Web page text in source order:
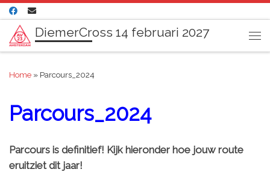
Ga naar inhoud
DiemerCross 14 februari 2027
Home » Parcours_2024
Parcours_2024
Parcours is definitief! Kijk hieronder hoe jouw route
eruitziet dit jaar!